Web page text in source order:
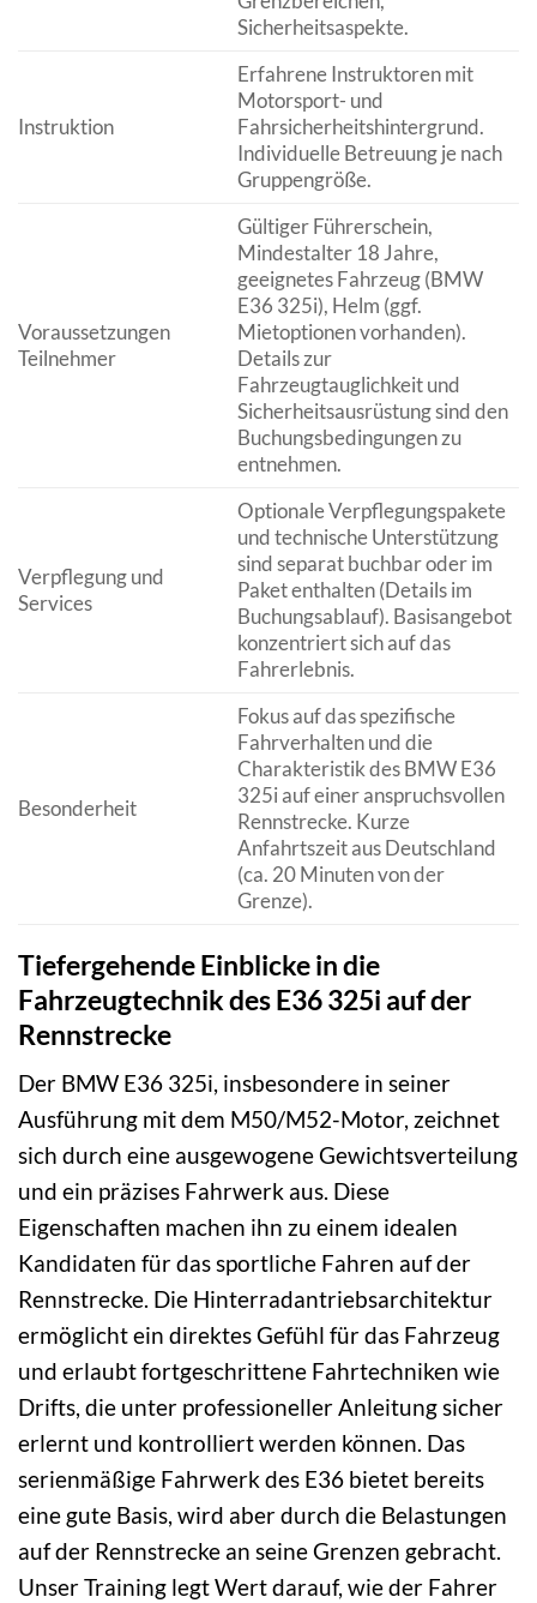
Sicherheitsaspekte.
Instruktion
Erfahrene Instruktoren mit
Motorsport- und
Fahrsicherheitshintergrund.
Individuelle Betreuung je nach
Gruppengröße.
Voraussetzungen
Teilnehmer
Gültiger Führerschein,
Mindestalter 18 Jahre,
geeignetes Fahrzeug (BMW
E36 325i), Helm (ggf.
Mietoptionen vorhanden).
Details zur
Fahrzeugtauglichkeit und
Sicherheitsausrüstung sind den
Buchungsbedingungen zu
entnehmen.
Verpflegung und
Services
Optionale Verpflegungspakete
und technische Unterstützung
sind separat buchbar oder im
Paket enthalten (Details im
Buchungsablauf). Basisangebot
konzentriert sich auf das
Fahrerlebnis.
Besonderheit
Fokus auf das spezifische
Fahrverhalten und die
Charakteristik des BMW E36
325i auf einer anspruchsvollen
Rennstrecke. Kurze
Anfahrtszeit aus Deutschland
(ca. 20 Minuten von der
Grenze).
Tiefergehende Einblicke in die
Fahrzeugtechnik des E36 325i auf der
Rennstrecke
Der BMW E36 325i, insbesondere in seiner
Ausführung mit dem M50/M52-Motor, zeichnet
sich durch eine ausgewogene Gewichtsverteilung
und ein präzises Fahrwerk aus. Diese
Eigenschaften machen ihn zu einem idealen
Kandidaten für das sportliche Fahren auf der
Rennstrecke. Die Hinterradantriebsarchitektur
ermöglicht ein direktes Gefühl für das Fahrzeug
und erlaubt fortgeschrittene Fahrtechniken wie
Drifts, die unter professioneller Anleitung sicher
erlernt und kontrolliert werden können. Das
serienmäßige Fahrwerk des E36 bietet bereits
eine gute Basis, wird aber durch die Belastungen
auf der Rennstrecke an seine Grenzen gebracht.
Unser Training legt Wert darauf, wie der Fahrer